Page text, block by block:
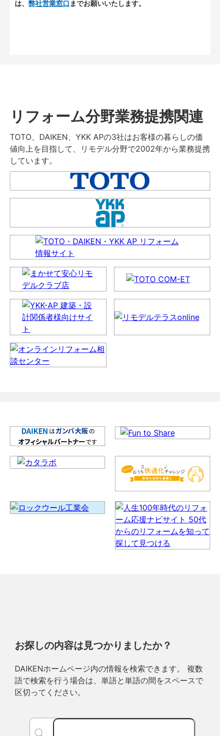
は、 弊社営業窓口 までお願いいたします。
リフォーム分野業務提携関連
TOTO、DAIKEN、YKK APの3社はお客様の暮らしの価
値向上を目指して、リモデル分野で2002年から業務提携
しています。
お探しの内容は見つかりましたか？
DAIKENホームページ内の情報を検索できます。 複数
語で検索を行う場合は、単語と単語の間をスペースで
区切ってください。